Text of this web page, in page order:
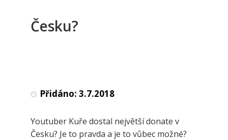
Česku?
Přidáno: 3.7.2018
Youtuber Kuře dostal největší donate v
Česku? Je to pravda a je to vůbec možné?